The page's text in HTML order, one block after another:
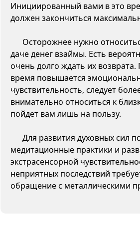
Инициированный вами в это
должен закончиться
Осторожнее нужно
даче денег взаймы. Есть
очень долго ждать их возврата.
время повышается
чувствительность, следует
внимательно относиться к
пойдет вам лишь на пользу.
Для развития духовных сил
медитационные практики и
экстрасенсорной
неприятных последствий
обращение с металлическими